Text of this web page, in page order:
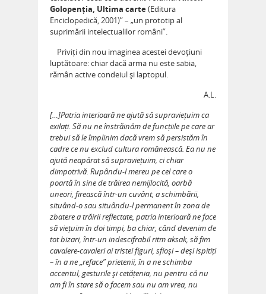
Golopenția, Ultima carte(Editura
Enciclopedică, 2001)” – „un prototip al
suprimării intelectualilor români”.
Priviți din nou imaginea acestei devoțiuni
luptătoare: chiar dacă arma nu este sabia,
rămân active condeiul și laptopul.
A.L.
[…]Patria interioară ne ajută să supraviețuim ca
exilați. Să nu ne înstrăinăm de funcțiile pe care ar
trebui să le împlinim dacă vrem să persistăm în
cadre ce nu exclud cultura românească. Ea nu ne
ajută neapărat să supraviețuim, ci chiar
dimpotrivă. Rupându-l mereu pe cel care o
poartă în sine de trăirea nemijlocită, oarbă
uneori, firească într-un cuvânt, a schimbării,
situând-o sau situându-l permanent în zona de
zbatere a trăirii reflectate, patria interioară ne face
să viețuim în doi timpi, ba chiar, când devenim de
tot bizari, într-un indescifrabil ritm aksak, să fim
cavalere-cavaleri ai tristei figuri, sfioși – deși ispitiți
– în a ne „reface” prietenii, în a ne schimba
accentul, gesturile și cetățenia, nu pentru că nu
am fi în stare să o facem sau nu am vrea, nu